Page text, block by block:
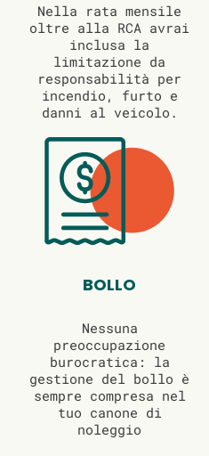
Nella rata mensile
oltre alla RCA avrai
inclusa la
limitazione da
responsabilità per
incendio, furto e
danni al veicolo.
BOLLO
Nessuna
preoccupazione
burocratica: la
gestione del bollo è
sempre compresa nel
tuo canone di
noleggio